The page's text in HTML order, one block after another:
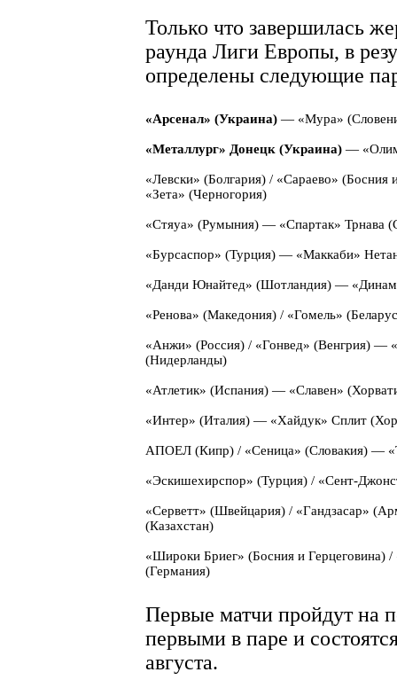
Только что завершилась
раунда Лиги Европы, в
определены следующие
«Арсенал» (Украина) — «Мура»
«Металлург» Донецк (Украина) —
«Левски» (Болгария) / «Сараево»
«Зета» (Черногория)
«Стяуа» (Румыния) — «Спартак» Трнава
«Бурсаспор» (Турция) — «Маккаби»
«Данди Юнайтед» (Шотландия) —
«Ренова» (Македония) / «Гомель»
«Анжи» (Россия) / «Гонвед» (Венгрия) —
(Нидерланды)
«Атлетик» (Испания) — «Славен»
«Интер» (Италия) — «Хайдук» Сплит
АПОЕЛ (Кипр) / «Сеница» (Словакия) —
«Эскишехирспор» (Турция) / «Сент-
«Серветт» (Швейцария) / «Гандзасар»
(Казахстан)
«Широки Бриег» (Босния и
(Германия)
Первые матчи пройдут на
первыми в паре и
августа.